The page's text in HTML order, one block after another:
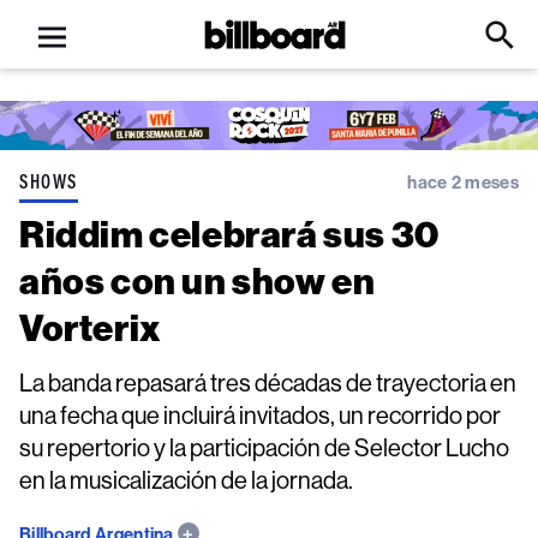
Open
menu
Billboard
Click
Input
SHOWS hace 2 meses
Riddim celebrará sus 30
años con un show en
Vorterix
La banda repasará tres décadas de trayectoria en
una fecha que incluirá invitados, un recorrido por
su repertorio y la participación de Selector Lucho
en la musicalización de la jornada.